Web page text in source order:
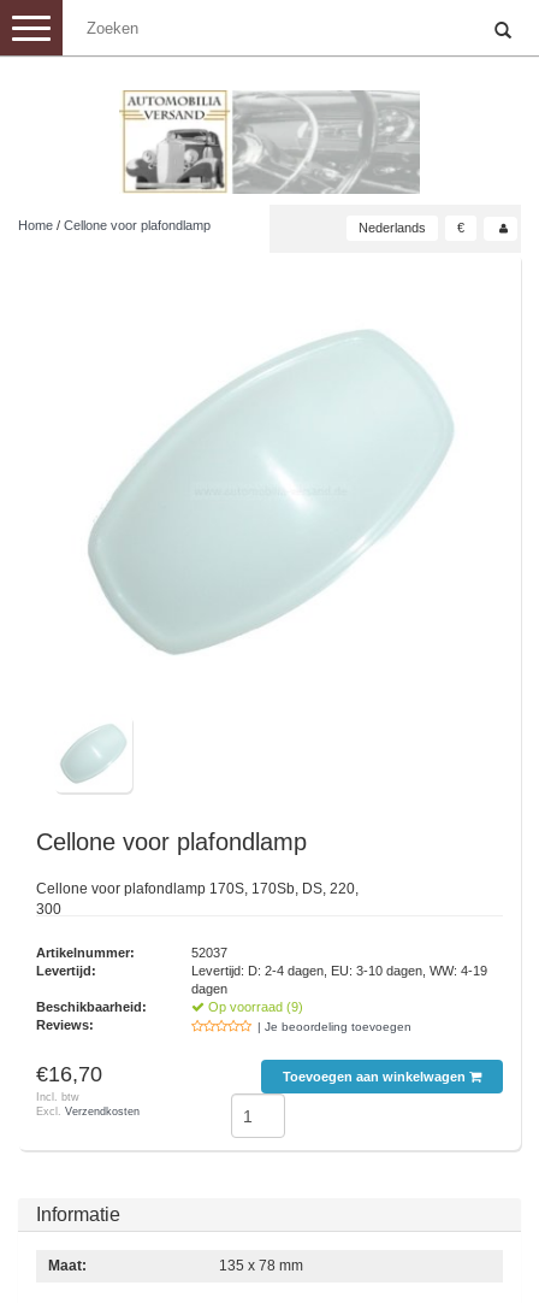
Toggle
navigation
Home / Cellone voor plafondlamp Nederlands €
Cellone voor plafondlamp
Cellone voor plafondlamp 170S, 170Sb, DS, 220,
300
Artikelnummer:
52037
Levertijd:
Levertijd: D: 2-4 dagen, EU: 3-10 dagen, WW: 4-19
dagen
Beschikbaarheid:
Op voorraad (9)
Reviews:
| Je beoordeling toevoegen
€16,70
Incl. btw
Excl. Verzendkosten
Toevoegen aan winkelwagen
Informatie
Maat: 135 x 78 mm